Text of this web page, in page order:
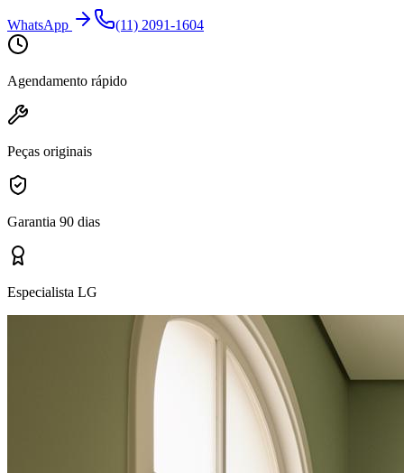
WhatsApp (11) 2091-1604
Agendamento rápido
Peças originais
Garantia 90 dias
Especialista LG